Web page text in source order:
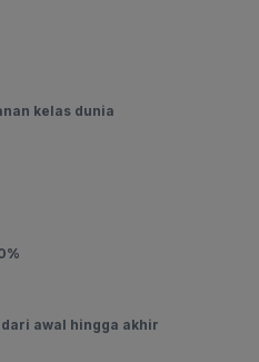
kelas dunia
awal hingga akhir